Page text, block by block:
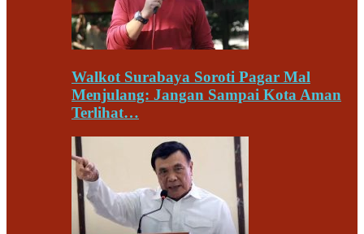
Walkot Surabaya Soroti Pagar Mal
Menjulang: Jangan Sampai Kota Aman
Terlihat…